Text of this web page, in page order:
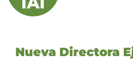
Nueva Directora